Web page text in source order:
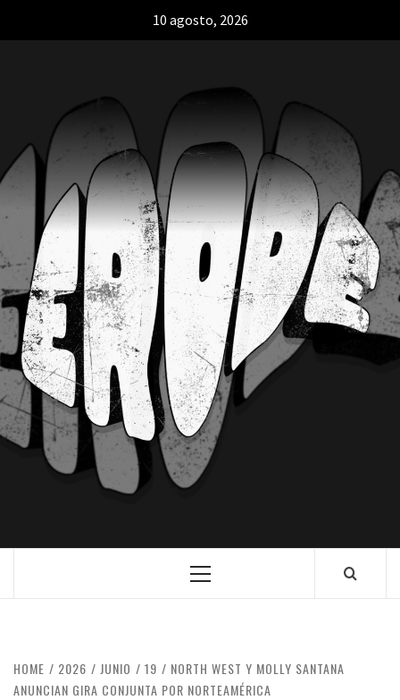
10 agosto, 2026
HOME 2026 JUNIO 19
NORTH WEST Y MOLLY SANTANA
ANUNCIAN GIRA CONJUNTA POR NORTEAMÉRICA